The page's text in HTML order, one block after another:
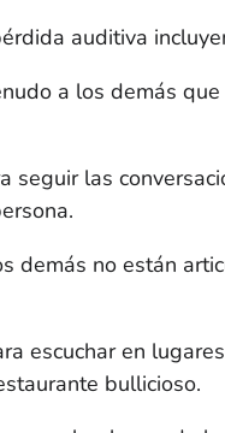
auditiva
a los demás
seguir las
demás no están
escuchar en
bullicioso.